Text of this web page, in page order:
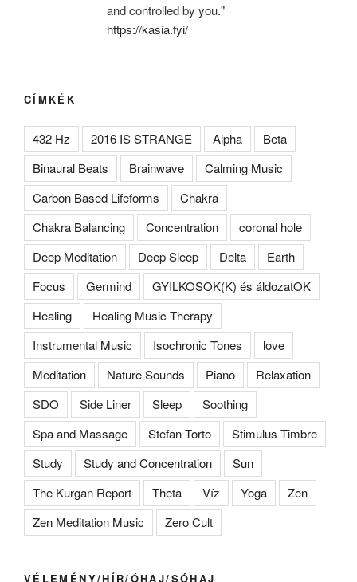
and controlled by you."
https://kasia.fyi/
CÍMKÉK
432 Hz 2016 IS STRANGE Alpha
Beta
Binaural Beats
Brainwave
Calming Music
Carbon Based Lifeforms
Chakra
Chakra Balancing
Concentration
coronal hole
Deep Meditation
Deep Sleep Delta
Earth
Focus
Germind
GYILKOSOK(K) és áldozatOK
Healing
Healing Music Therapy
Instrumental Music
Isochronic Tones
love
Meditation
Nature Sounds Piano
Relaxation
SDO
Side Liner Sleep
Soothing
Spa and Massage
Stefan Torto
Stimulus Timbre
Study
Study and Concentration
Sun
The Kurgan Report
Theta Víz Yoga
Zen
Zen Meditation Music
Zero Cult
VÉLEMÉNY/HÍR/ÓHAJ/SÓHAJ